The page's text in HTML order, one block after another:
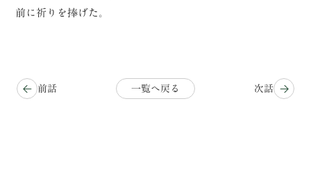
前に祈りを捧げた。
前話 次話
一覧へ戻る